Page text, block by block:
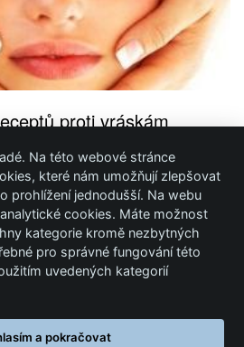
proti vráskám
Na této webové stránce
které nám umožňují zlepšovat
prohlížení jednodušší. Na webu
cookies. Máte možnost
kategorie kromě nezbytných
pro správné fungování této
uvedených kategorií
a pokračovat